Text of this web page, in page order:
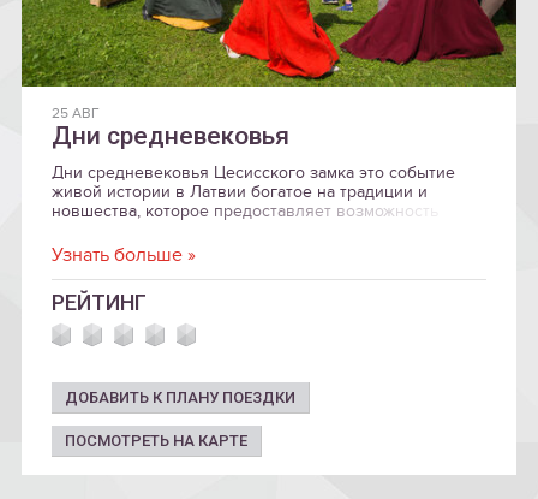
25 АВГ
Дни средневековья
Дни средневековья Цесисского замка это событие
живой истории в Латвии богатое на традиции и
новшества, которое предоставляет возможность
удивительной была жизнь в средневековье. Вековую
можно не тлько увидеть своими глазами, но и
потрогать, понюхать и попробовать.
Узнать больше »
РЕЙТИНГ
ДОБАВИТЬ К ПЛАНУ ПОЕЗДКИ
ПОСМОТРЕТЬ НА КАРТЕ